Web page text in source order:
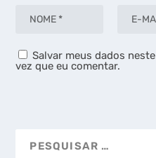
Salvar meus dados
vez que eu comentar.